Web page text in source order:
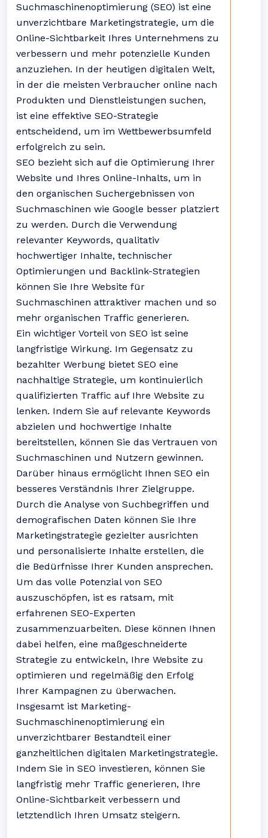
Suchmaschinenoptimierung (SEO) ist eine
unverzichtbare Marketingstrategie, um die
Online-Sichtbarkeit Ihres Unternehmens zu
verbessern und mehr potenzielle Kunden
anzuziehen. In der heutigen digitalen Welt,
in der die meisten Verbraucher online nach
Produkten und Dienstleistungen suchen,
ist eine effektive SEO-Strategie
entscheidend, um im Wettbewerbsumfeld
erfolgreich zu sein.
SEO bezieht sich auf die Optimierung Ihrer
Website und Ihres Online-Inhalts, um in
den organischen Suchergebnissen von
Suchmaschinen wie Google besser platziert
zu werden. Durch die Verwendung
relevanter Keywords, qualitativ
hochwertiger Inhalte, technischer
Optimierungen und Backlink-Strategien
können Sie Ihre Website für
Suchmaschinen attraktiver machen und so
mehr organischen Traffic generieren.
Ein wichtiger Vorteil von SEO ist seine
langfristige Wirkung. Im Gegensatz zu
bezahlter Werbung bietet SEO eine
nachhaltige Strategie, um kontinuierlich
qualifizierten Traffic auf Ihre Website zu
lenken. Indem Sie auf relevante Keywords
abzielen und hochwertige Inhalte
bereitstellen, können Sie das Vertrauen von
Suchmaschinen und Nutzern gewinnen.
Darüber hinaus ermöglicht Ihnen SEO ein
besseres Verständnis Ihrer Zielgruppe.
Durch die Analyse von Suchbegriffen und
demografischen Daten können Sie Ihre
Marketingstrategie gezielter ausrichten
und personalisierte Inhalte erstellen, die
die Bedürfnisse Ihrer Kunden ansprechen.
Um das volle Potenzial von SEO
auszuschöpfen, ist es ratsam, mit
erfahrenen SEO-Experten
zusammenzuarbeiten. Diese können Ihnen
dabei helfen, eine maßgeschneiderte
Strategie zu entwickeln, Ihre Website zu
optimieren und regelmäßig den Erfolg
Ihrer Kampagnen zu überwachen.
Insgesamt ist Marketing-
Suchmaschinenoptimierung ein
unverzichtbarer Bestandteil einer
ganzheitlichen digitalen Marketingstrategie.
Indem Sie in SEO investieren, können Sie
langfristig mehr Traffic generieren, Ihre
Online-Sichtbarkeit verbessern und
letztendlich Ihren Umsatz steigern.